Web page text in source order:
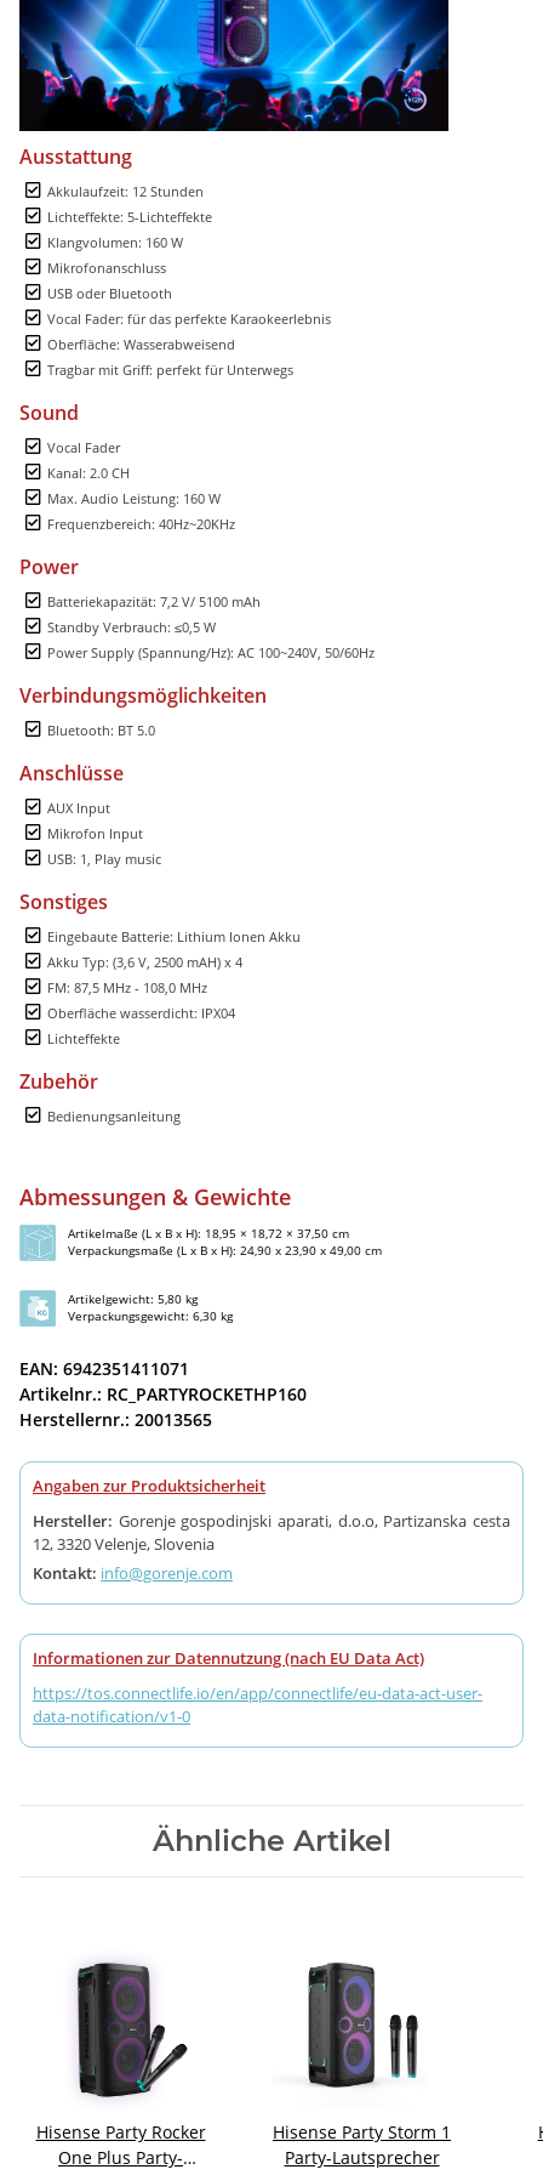
Ausstattung
Akkulaufzeit: 12 Stunden
Lichteffekte: 5-Lichteffekte
Klangvolumen: 160 W
Mikrofonanschluss
USB oder Bluetooth
Vocal Fader: für das perfekte Karaokeerlebnis
Oberfläche: Wasserabweisend
Tragbar mit Griff: perfekt für Unterwegs
Sound
Vocal Fader
Kanal: 2.0 CH
Max. Audio Leistung: 160 W
Frequenzbereich: 40Hz~20KHz
Power
Batteriekapazität: 7,2 V/ 5100 mAh
Standby Verbrauch: ≤0,5 W
Power Supply (Spannung/Hz): AC 100~240V, 50/60Hz
Verbindungsmöglichkeiten
Bluetooth: BT 5.0
Anschlüsse
AUX Input
Mikrofon Input
USB: 1, Play music
Sonstiges
Eingebaute Batterie: Lithium Ionen Akku
Akku Typ: (3,6 V, 2500 mAH) x 4
FM: 87,5 MHz - 108,0 MHz
Oberfläche wasserdicht: IPX04
Lichteffekte
Zubehör
Bedienungsanleitung
Abmessungen & Gewichte
Artikelmaße (L x B x H): 18,95 × 18,72 × 37,50 cm
Verpackungsmaße (L x B x H): 24,90 x 23,90 x 49,00 cm
Artikelgewicht: 5,80 kg
Verpackungsgewicht: 6,30 kg
EAN: 6942351411071
Artikelnr.: RC_PARTYROCKETHP160
Herstellernr.: 20013565
Angaben zur Produktsicherheit
Hersteller: Gorenje gospodinjski aparati, d.o.o, Partizanska cesta
12, 3320 Velenje, Slovenia
Kontakt: info@gorenje.com
Informationen zur Datennutzung (nach EU Data Act)
https://tos.connectlife.io/en/app/connectlife/eu-data-act-user-
data-notification/v1-0
Ähnliche Artikel
Hisense Party Rocker
One Plus Party-
Hisense Party Storm 1
Party-Lautsprecher